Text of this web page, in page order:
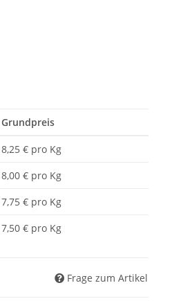
Grundpreis
8,25 € pro Kg
8,00 € pro Kg
7,75 € pro Kg
7,50 € pro Kg
Frage zum Artikel